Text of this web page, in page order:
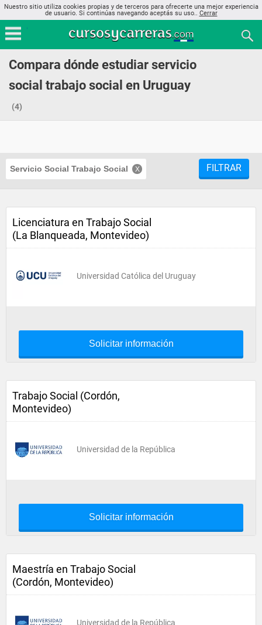
Nuestro sitio utiliza cookies propias y de terceros para ofrecerte una mejor experiencia
de usuario. Si continúas navegando aceptás su uso.. Cerrar
Compara dónde estudiar servicio
social trabajo social en Uruguay
(4)
Servicio Social Trabajo Social FILTRAR
Licenciatura en Trabajo Social
(La Blanqueada, Montevideo)
Universidad Católica del Uruguay
Solicitar información
Trabajo Social (Cordón,
Montevideo)
Universidad de la República
Solicitar información
Maestría en Trabajo Social
(Cordón, Montevideo)
Universidad de la República